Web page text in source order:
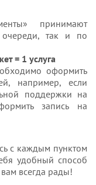
принимают
так и по
= 1 услуга
оформить
например, если
поддержки на
запись на
с каждым пунктом
удобный способ
всегда рады!